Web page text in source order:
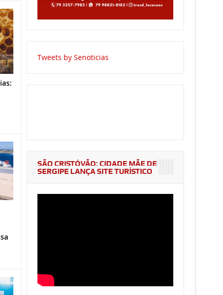
Tweets by Senoticias
SÃO CRISTÓVÃO: CIDADE MÃE DE
SERGIPE LANÇA SITE TURÍSTICO